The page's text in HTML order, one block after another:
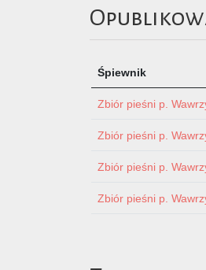
Śpiewnik
Zbiór pieśni p.
Zbiór pieśni p.
Zbiór pieśni p.
Zbiór pieśni p.